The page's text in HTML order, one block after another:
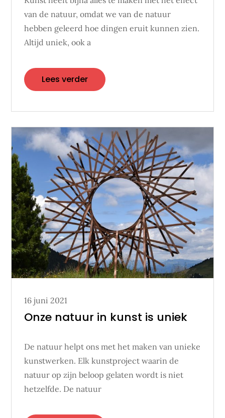
van de natuur, omdat we van de natuur
hebben geleerd hoe dingen eruit kunnen zien.
Altijd uniek, ook a
Lees verder
Posted
on
16 juni 2021
Onze natuur in kunst is uniek
De natuur helpt ons met het maken van unieke
kunstwerken. Elk kunstproject waarin de
natuur op zijn beloop gelaten wordt is niet
hetzelfde. De natuur